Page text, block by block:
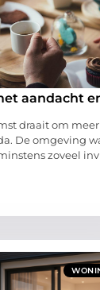
aandacht
draait om
De omgeving
zoveel